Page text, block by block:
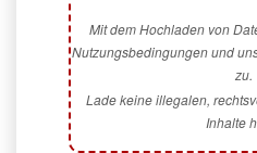
Mit dem Hochladen von
Nutzungsbedingungen und
zu.
Lade keine illegalen,
Inhalte